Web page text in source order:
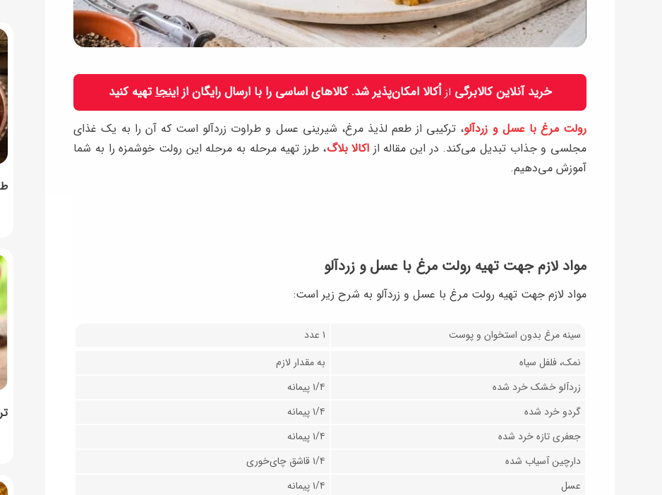
خرید آنلاین کالابرگی ازاُکالا امکان‌پذیر شد. کالاهای اساسی را با ارسال رایگان ازاینجاتهیه کنید
رولت مرغ با عسل و زردآلو، ترکیبی از طعم لذیذ مرغ، شیرینی عسل و طراوت زردآلو است که آن را به یک غذای
مجلسی و جذاب تبدیل می‌کند. در این مقاله از اکالا بلاگ، طرز تهیه مرحله به مرحله این رولت خوشمزه را به شما
آموزش می‌دهیم.
مواد لازم جهت تهیه رولت مرغ با عسل و زردآلو
مواد لازم جهت تهیه رولت مرغ با عسل و زردآلو به شرح زیر است:
سینه مرغ بدون استخوان و پوست
۱ عدد
نمک، فلفل سیاه
به مقدار لازم
زردآلو خشک خرد شده
۱/۴ پیمانه
گردو خرد شده
۱/۴ پیمانه
جعفری تازه خرد شده
۱/۴ پیمانه
دارچین آسیاب شده
۱/۴ قاشق چای‌خوری
عسل
۱/۴ پیمانه